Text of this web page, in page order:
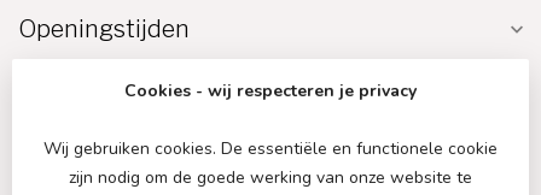
Openingstijden
Cookies - wij respecteren je privacy
Wij gebruiken cookies. De essentiële en functionele cookie
zijn nodig om de goede werking van onze website te